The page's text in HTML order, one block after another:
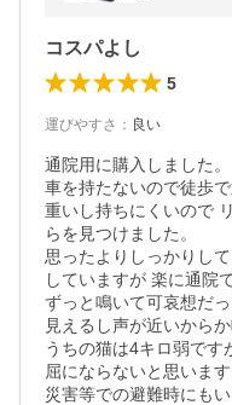
コスパよし
5
運びやすさ ： 良い
通院用に購入しました。
車を持たないので徒歩
重いし持ちにくいので
らを見つけました。
思ったよりしっかりし
していますが 楽に通院
ずっと鳴いて可哀想だ
見えるし声が近いから
うちの猫は4キロ弱です
屈にならないと思います
災害等での避難時にもい